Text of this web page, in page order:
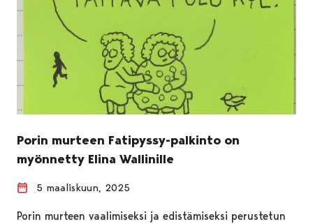
Porin murteen Fatipyssy-palkinto on
myönnetty Elina Wallinille
5 maaliskuun, 2025
Porin murteen vaalimiseksi ja edistämiseksi perustetun